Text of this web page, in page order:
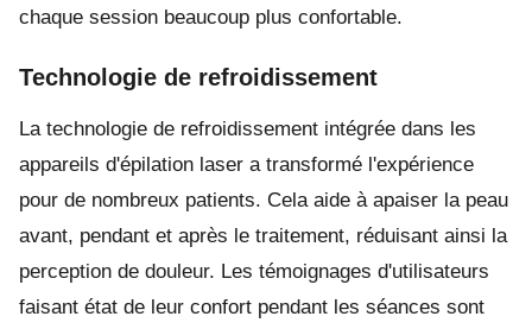
chaque session beaucoup plus confortable.
Technologie de refroidissement
La technologie de refroidissement intégrée dans les
appareils d'épilation laser a transformé l'expérience
pour de nombreux patients. Cela aide à apaiser la peau
avant, pendant et après le traitement, réduisant ainsi la
perception de douleur. Les témoignages d'utilisateurs
faisant état de leur confort pendant les séances sont